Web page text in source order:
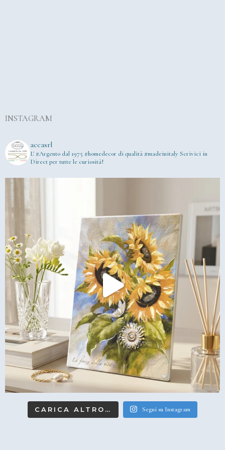
INSTAGRAM
accasrl
L' #Argento dal 1975 #homedecor di qualità #madeinitaly Scrivici in
Direct per tutte le curiosità!
CARICA ALTRO… Segui su Instagram